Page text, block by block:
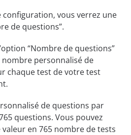
configuration, vous verrez une
de questions”.
“Nombre de questions”
personnalisé de
chaque test de votre test
de questions par
questions. Vous pouvez
en 765 nombre de tests